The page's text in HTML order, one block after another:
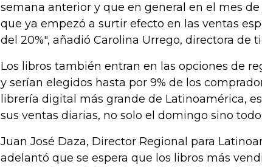
semana anterior y que en general en el mes
que ya empezó a surtir efecto en las ventas
del 20%", añadió Carolina Urrego, directora de
Los libros también entran en las opciones de
y serían elegidos hasta por 9% de los
librería digital más grande de Latinoamérica,
sus ventas diarias, no solo el domingo sino
Juan José Daza, Director Regional para
adelantó que se espera que los libros más